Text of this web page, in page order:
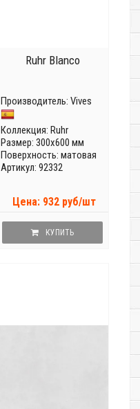
Ruhr Blanco
Производитель: Vives
Коллекция: Ruhr
Размер: 300x600 мм
Поверхность: матовая
Артикул: 92332
Цена: 932 руб/шт
КУПИТЬ